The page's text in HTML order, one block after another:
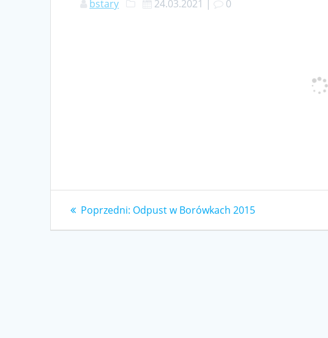
bstary 24.03.2021 | 0
Nawigacja
wpisu
Poprzedni: Poprzedni
Odpust w Borówkach 2015